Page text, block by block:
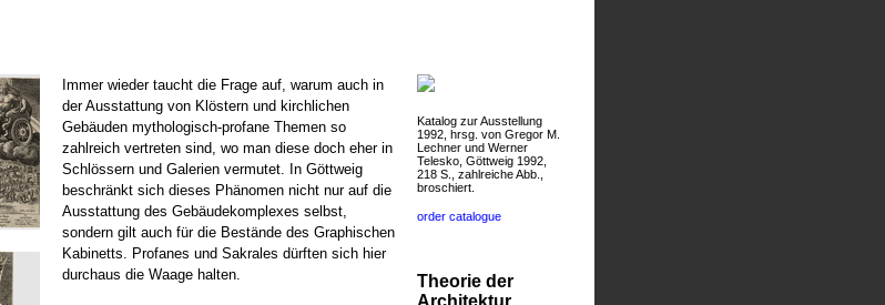
Immer wieder taucht die Frage auf, warum auch in
der Ausstattung von Klöstern und kirchlichen
Gebäuden mythologisch-profane Themen so
zahlreich vertreten sind, wo man diese doch eher in
Schlössern und Galerien vermutet. In Göttweig
beschränkt sich dieses Phänomen nicht nur auf die
Ausstattung des Gebäudekomplexes selbst,
sondern gilt auch für die Bestände des Graphischen
Kabinetts. Profanes und Sakrales dürften sich hier
durchaus die Waage halten.
Katalog zur Ausstellung
1992, hrsg. von Gregor M.
Lechner und Werner
Telesko, Göttweig 1992,
218 S., zahlreiche Abb.,
broschiert.
order catalogue
Theorie der
Architektur